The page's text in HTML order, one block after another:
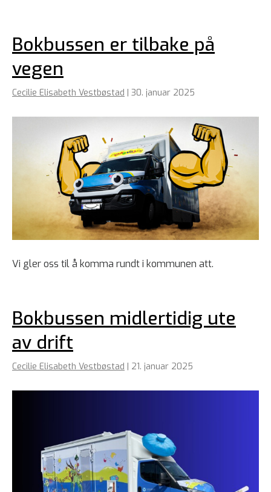
Bokbussen er tilbake på
vegen
Cecilie Elisabeth Vestbøstad 30. januar 2025
Vi gler oss til å komma rundt i kommunen att.
Bokbussen midlertidig ute
av drift
Cecilie Elisabeth Vestbøstad 21. januar 2025